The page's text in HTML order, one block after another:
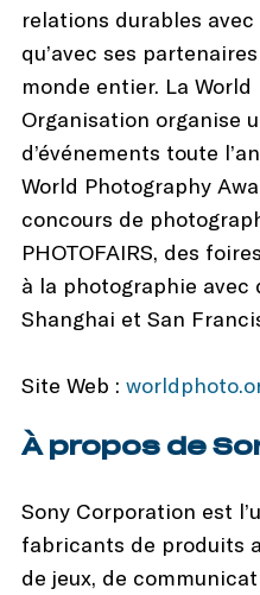
relations durables
qu’avec ses
monde entier. La
Organisation organise
d’événements toute
World Photography
concours de
PHOTOFAIRS, des
à la photographie avec
Shanghai et San
Site Web :
À propos de
Sony Corporation est
fabricants de produits
de jeux, de